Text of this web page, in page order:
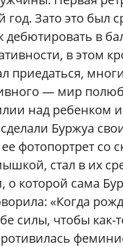
год. Зато это
дебютировать в
в этом
приедаться,
— мир
над ребенком
Буржуа
фотопортрет со
стал в их
о которой сама
«Когда
силы, чтобы как-